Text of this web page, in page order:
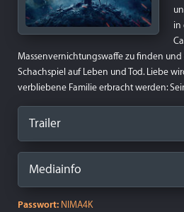
in
Massenvernichtungswaffe zu finden
Schachspiel auf Leben und Tod. Liebe
verbliebene Familie erbracht werden:
Trailer
Mediainfo
Passwort: NIMA4K